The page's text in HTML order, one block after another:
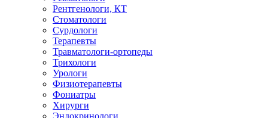
Рентгенологи, КТ
Стоматологи
Сурдологи
Терапевты
Травматологи-ортопеды
Трихологи
Урологи
Физиотерапевты
Фониатры
Хирурги
Эндокринологи